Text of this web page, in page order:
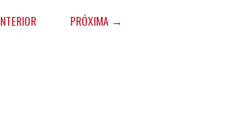
PRÓXIMA →